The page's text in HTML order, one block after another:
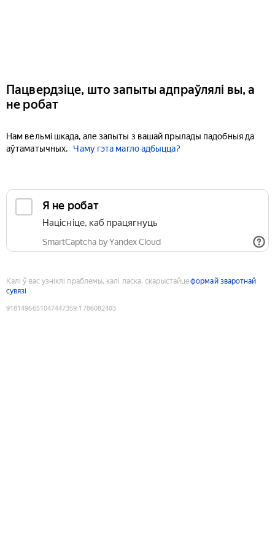
Пацвердзіце, што запыты адпраўлялі вы, а
не робат
Нам вельмі шкада, але запыты з вашай прылады падобныя да
аўтаматычных.
Чаму гэта магло адбыцца?
Я не робат
Націсніце, каб працягнуць
SmartCaptcha by Yandex Cloud
Калі ў вас узніклі праблемы, калі ласка, скарыстайцеформай зваротнай
сувязі
9181496651047447359:1786082403